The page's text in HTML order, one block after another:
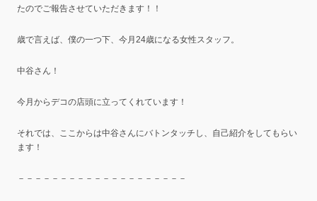
たのでご報告させていただきます！！
歳で言えば、僕の一つ下、今月24歳になる女性スタッフ。
中谷さん！
今月からデコの店頭に立ってくれています！
それでは、ここからは中谷さんにバトンタッチし、自己紹介をしてもらい
ます！
－－－－－－－－－－－－－－－－－－－－